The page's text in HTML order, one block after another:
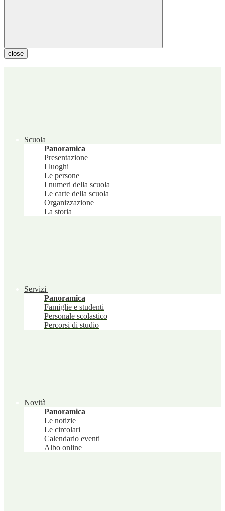
close
Scuola
Panoramica
Presentazione
I luoghi
Le persone
I numeri della scuola
Le carte della scuola
Organizzazione
La storia
Servizi
Panoramica
Famiglie e studenti
Personale scolastico
Percorsi di studio
Novità
Panoramica
Le notizie
Le circolari
Calendario eventi
Albo online